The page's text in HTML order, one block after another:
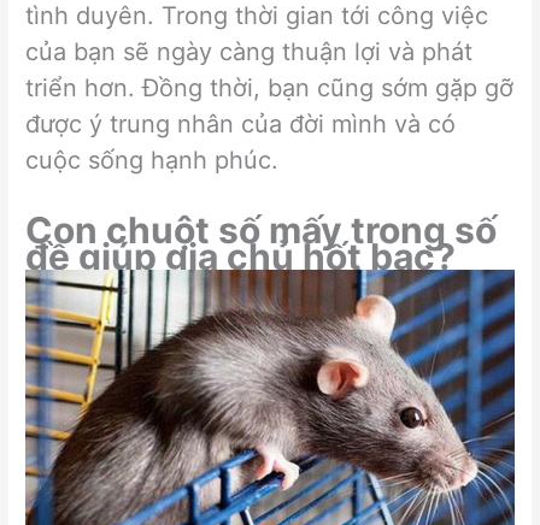
tình duyên. Trong thời gian tới công việc
của bạn sẽ ngày càng thuận lợi và phát
triển hơn. Đồng thời, bạn cũng sớm gặp gỡ
được ý trung nhân của đời mình và có
cuộc sống hạnh phúc.
Con chuột số mấy trong số
đề giúp gia chủ hốt bạc?